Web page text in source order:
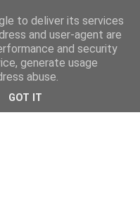
to deliver its services
and user-agent are
and security
generate usage
abuse.
GOT IT